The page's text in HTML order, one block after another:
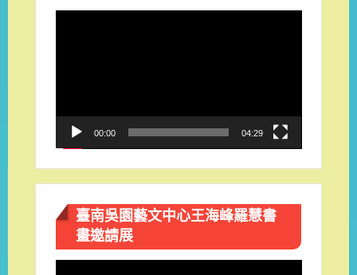
00:00 04:29
臺南吳園藝文中心王海峰羅慧書
畫邀請展